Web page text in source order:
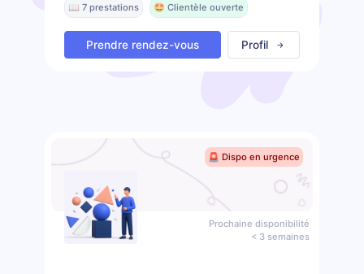
📖 7 prestations 🤩 Clientèle ouverte
Prendre rendez-vous Profil
🚨 Dispo en urgence
Prochaine disponibilité
< 3 semaines